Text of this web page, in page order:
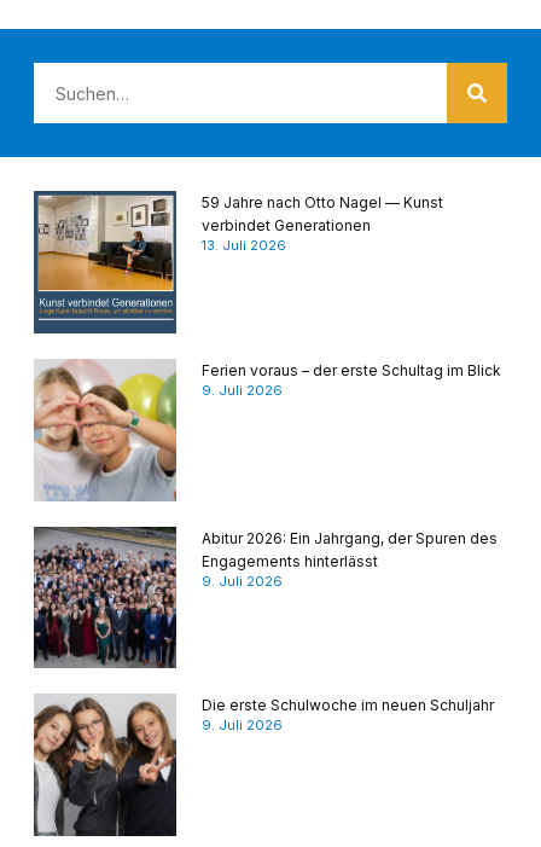
59 Jahre nach Otto Nagel — Kunst
verbindet Generationen
13. Juli 2026
Ferien voraus – der erste Schultag im Blick
9. Juli 2026
Abitur 2026: Ein Jahrgang, der Spuren des
Engagements hinterlässt
9. Juli 2026
Die erste Schulwoche im neuen Schuljahr
9. Juli 2026